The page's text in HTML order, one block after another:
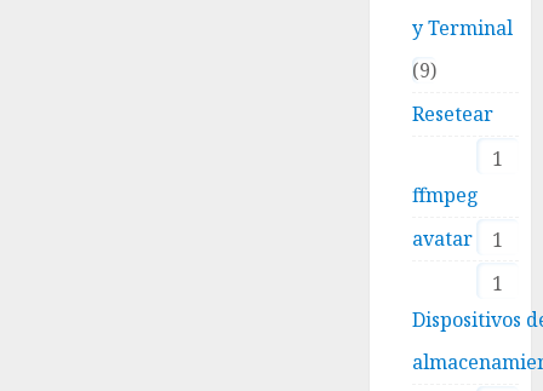
y Terminal
9
Resetear
1
ffmpeg
1
avatar
1
Dispositivos